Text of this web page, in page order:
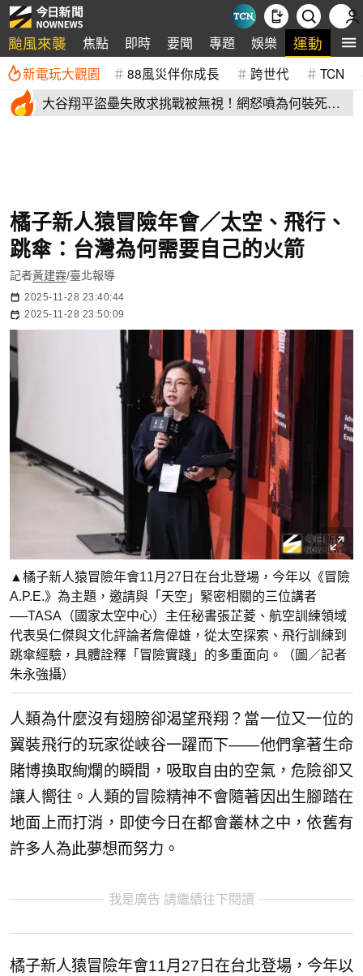
颱風來襲 焦點 即時 要聞 專題 娛樂 運動 全
新電玩大觀園 88風災伴你成長 跨世代 TCN
大谷翔平盜壘失敗求挑戰被無視！網怒噴為何裝死？
橘子新人猿冒險年會／太空、飛行、
跳傘：台灣為何需要自己的火箭
記者黃建霖/臺北報導
2025-11-28 23:40:44
2025-11-28 23:50:09
▲橘子新人猿冒險年會11月27日在台北登場，今年以《冒險
A.P.E.》為主題，邀請與「天空」緊密相關的三位講者
──TASA（國家太空中心）主任秘書張芷菱、航空訓練領域
代表吳仁傑與文化評論者詹偉雄，從太空探索、飛行訓練到
跳傘經驗，具體詮釋「冒險實踐」的多重面向。（圖／記者
朱永強攝）
人類為什麼沒有翅膀卻渴望飛翔？當一位又一位的
翼裝飛行的玩家從峽谷一躍而下——他們拿著生命
賭博換取絢爛的瞬間，吸取自由的空氣，危險卻又
讓人嚮往。人類的冒險精神不會隨著因出生腳踏在
地面上而打消，即使今日在都會叢林之中，依舊有
許多人為此夢想而努力。
我是廣告 請繼續往下閱讀
橘子新人猿冒險年會11月27日在台北登場，今年以